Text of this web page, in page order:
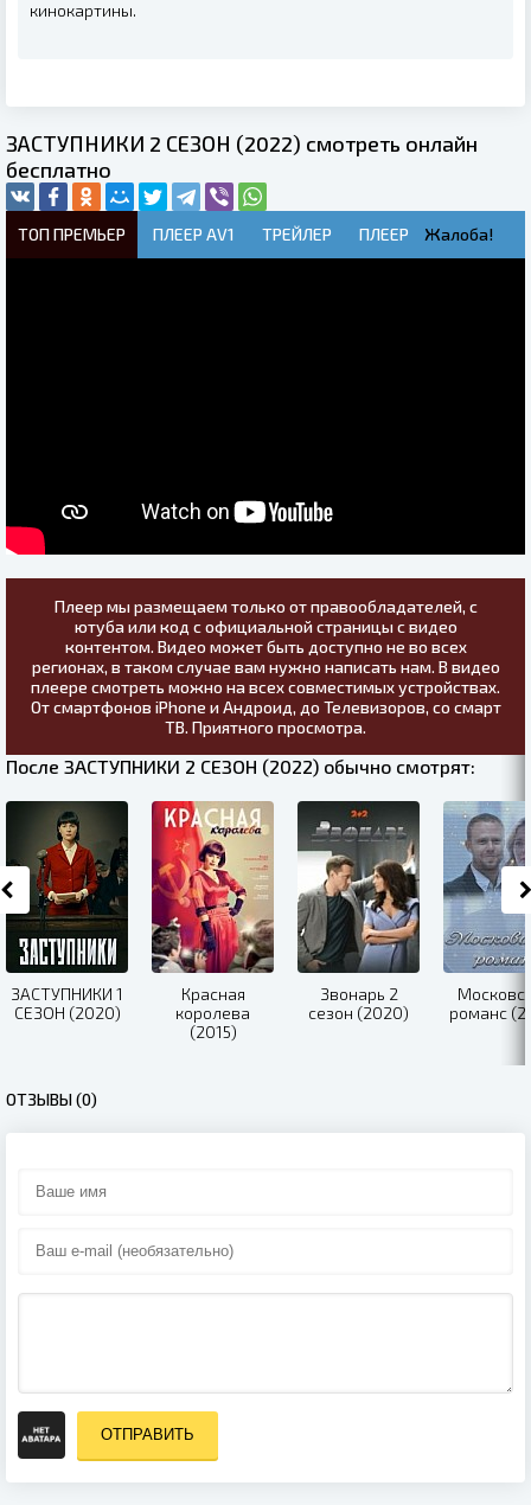
кинокартины.
ЗАСТУПНИКИ 2 СЕЗОН (2022) смотреть онлайн
бесплатно
ТОП ПРЕМЬЕР ПЛЕЕР AV1 ТРЕЙЛЕР ПЛЕЕР Жалоба!
Плеер мы размещаем только от правообладателей, с
ютуба или код с официальной страницы с видео
контентом. Видео может быть доступно не во всех
регионах, в таком случае вам нужно написать нам. В видео
плеере смотреть можно на всех совместимых устройствах.
От смартфонов iPhone и Андроид, до Телевизоров, со смарт
ТВ. Приятного просмотра.
После ЗАСТУПНИКИ 2 СЕЗОН (2022) обычно смотрят:
ЗАСТУПНИКИ 1
СЕЗОН (2020)
Красная
королева
(2015)
Звонарь 2
сезон (2020)
романс
ОТЗЫВЫ (0)
ОТПРАВИТЬ